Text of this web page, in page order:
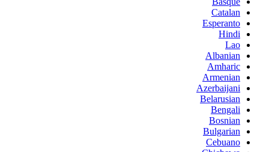
Catalan
Esperanto
Hindi
Lao
Albanian
Amharic
Armenian
Azerbaijani
Belarusian
Bengali
Bosnian
Bulgarian
Cebuano